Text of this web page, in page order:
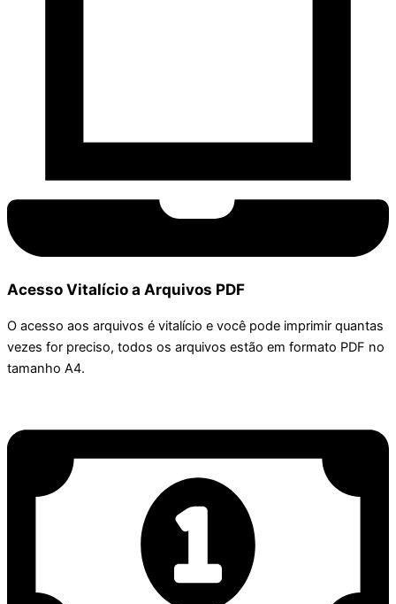
Acesso Vitalício a Arquivos PDF
O acesso aos arquivos é vitalício e você pode imprimir quantas
vezes for preciso, todos os arquivos estão em formato PDF no
tamanho A4.